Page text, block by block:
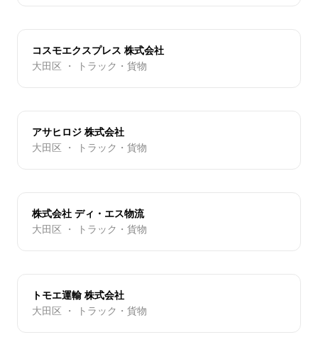
コスモエクスプレス 株式会社
大田区 ・ トラック・貨物
アサヒロジ 株式会社
大田区 ・ トラック・貨物
株式会社 ディ・エス物流
大田区 ・ トラック・貨物
トモエ運輸 株式会社
大田区 ・ トラック・貨物